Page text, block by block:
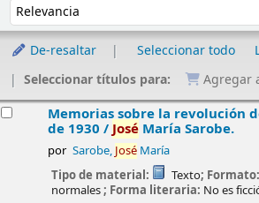
De-resaltar Seleccionar todo
Seleccionar títulos para:
Agregar
Memorias sobre la revolución
de 1930 / José María Sarobe.
por Sarobe, JoséMaría
Tipo de material: Texto; Formato:
normales; Forma literaria: No es